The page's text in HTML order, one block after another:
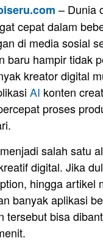
– Dunia
cepat dalam
di media sosial
baru hampir tidak
kreator digital
AI konten
proses
salah satu
digital. Jika
hingga artikel
banyak aplikasi
tersebut bisa